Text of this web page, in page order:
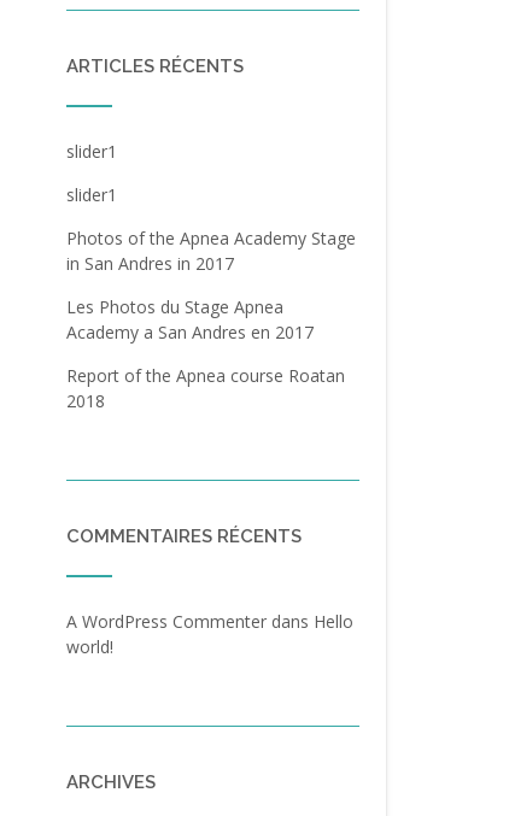
ARTICLES RÉCENTS
slider1
slider1
Photos of the Apnea Academy Stage
in San Andres in 2017
Les Photos du Stage Apnea
Academy a San Andres en 2017
Report of the Apnea course Roatan
2018
COMMENTAIRES RÉCENTS
A WordPress Commenterdans Hello
world!
ARCHIVES